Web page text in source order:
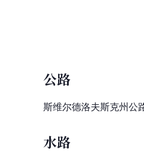
公路
斯维尔德洛夫斯克州公
水路